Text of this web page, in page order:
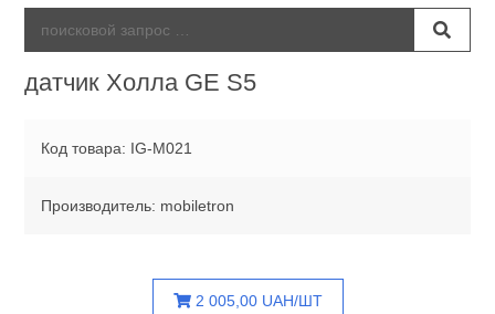
датчик Холла GE S5
Код товара: IG-M021
Производитель: mobiletron
2 005,00 UAH/ШТ